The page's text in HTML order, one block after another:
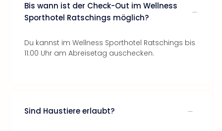
Bis wann ist der Check-Out im Wellness
Sporthotel Ratschings möglich?
Du kannst im Wellness Sporthotel Ratschings bis
11:00 Uhr am Abreisetag auschecken.
Sind Haustiere erlaubt?